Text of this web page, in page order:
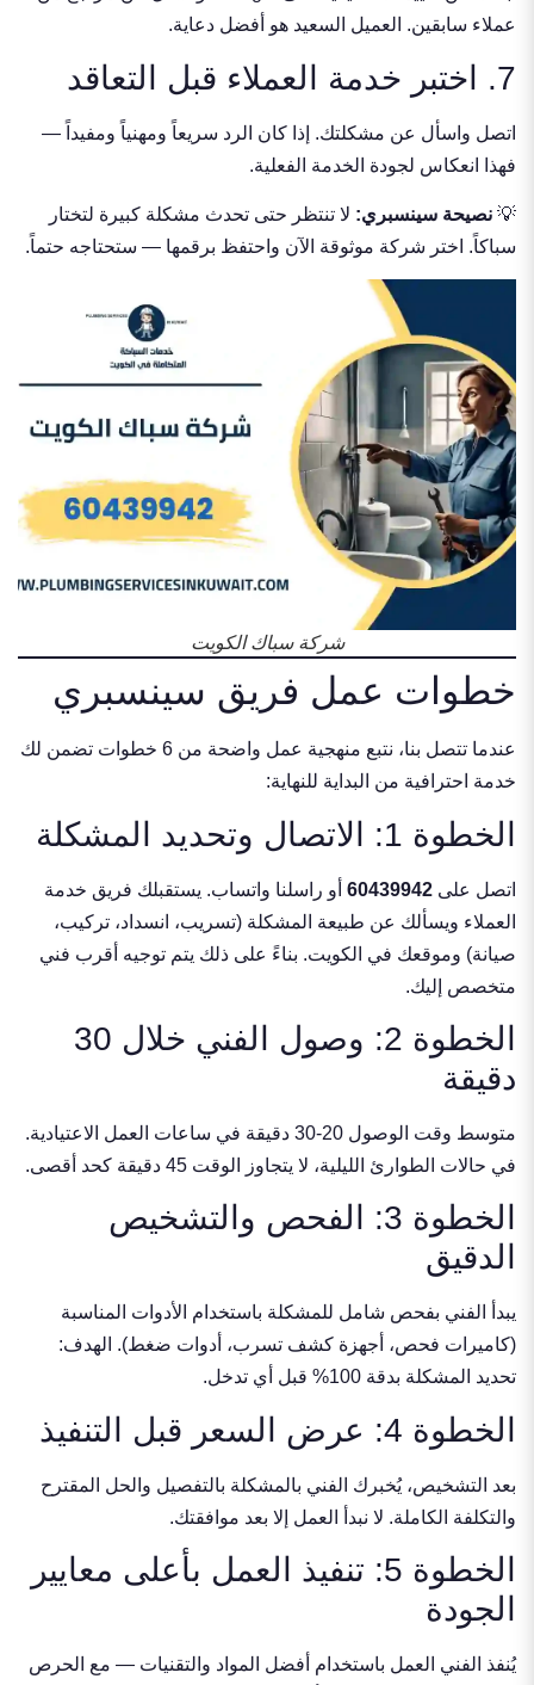
عملاء سابقين. العميل السعيد هو أفضل دعاية.
7. اختبر خدمة العملاء قبل التعاقد
اتصل واسأل عن مشكلتك. إذا كان الرد سريعاً ومهنياً ومفيداً —
فهذا انعكاس لجودة الخدمة الفعلية.
💡 نصيحة سينسبري: لا تنتظر حتى تحدث مشكلة كبيرة لتختار
سباكاً. اختر شركة موثوقة الآن واحتفظ برقمها — ستحتاجه حتماً.
شركة سباك الكويت
خطوات عمل فريق سينسبري
عندما تتصل بنا، نتبع منهجية عمل واضحة من 6 خطوات تضمن لك
خدمة احترافية من البداية للنهاية:
الخطوة 1: الاتصال وتحديد المشكلة
اتصل على 60439942 أو راسلنا واتساب. يستقبلك فريق خدمة
العملاء ويسألك عن طبيعة المشكلة (تسريب، انسداد، تركيب،
صيانة) وموقعك في الكويت. بناءً على ذلك يتم توجيه أقرب فني
متخصص إليك.
الخطوة 2: وصول الفني خلال 30
دقيقة
متوسط وقت الوصول 20-30 دقيقة في ساعات العمل الاعتيادية.
في حالات الطوارئ الليلية، لا يتجاوز الوقت 45 دقيقة كحد أقصى.
الخطوة 3: الفحص والتشخيص
الدقيق
يبدأ الفني بفحص شامل للمشكلة باستخدام الأدوات المناسبة
(كاميرات فحص، أجهزة كشف تسرب، أدوات ضغط). الهدف:
تحديد المشكلة بدقة 100% قبل أي تدخل.
الخطوة 4: عرض السعر قبل التنفيذ
بعد التشخيص، يُخبرك الفني بالمشكلة بالتفصيل والحل المقترح
والتكلفة الكاملة. لا نبدأ العمل إلا بعد موافقتك.
الخطوة 5: تنفيذ العمل بأعلى معايير
الجودة
يُنفذ الفني العمل باستخدام أفضل المواد والتقنيات — مع الحرص